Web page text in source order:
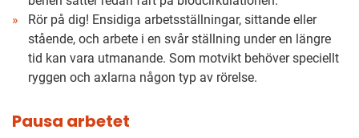
Rör på dig! Ensidiga arbetsställningar, sittande eller
stående, och arbete i en svår ställning under en längre
tid kan vara utmanande. Som motvikt behöver speciellt
ryggen och axlarna någon typ av rörelse.
Pausa arbetet